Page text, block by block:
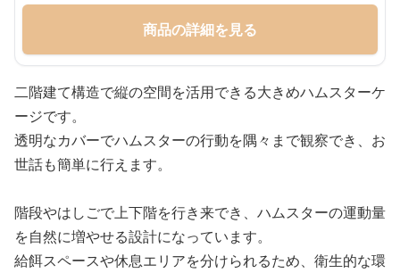
商品の詳細を見る
二階建て構造で縦の空間を活用できる大きめハムスターケ
ージです。
透明なカバーでハムスターの行動を隅々まで観察でき、お
世話も簡単に行えます。
階段やはしごで上下階を行き来でき、ハムスターの運動量
を自然に増やせる設計になっています。
給餌スペースや休息エリアを分けられるため、衛生的な環